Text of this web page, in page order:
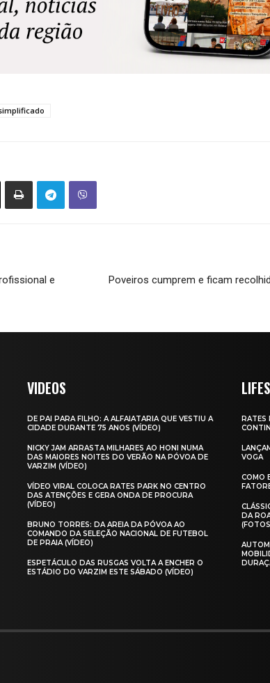
e
Poveiros cumprem e ficam
VIDEOS
DE PAI PARA FILHO: A ALFAIATARIA QUE VESTIU A
CIDADE DURANTE 75 ANOS (VÍDEO)
NICKY JAM ARRASTA MILHARES AO HONI NUMA
DAS MAIORES NOITES DO VERÃO NA PÓVOA DE
VARZIM (VÍDEO)
VÍDEO VIRAL COLOCA RATES PARK NO CENTRO
DAS ATENÇÕES E GERA ONDA DE PROCURA
(VÍDEO)
BRUNO TORRES: DA AREIA DA PÓVOA AO
COMANDO DA SELEÇÃO NACIONAL DE FUTEBOL
DE PRAIA (VÍDEO)
ESPETÁCULO DAS RUSGAS VOLTA A ENCHER O
ESTÁDIO DO VARZIM ESTE SÁBADO (VÍDEO)
RATES
VOGA
COMO
DA